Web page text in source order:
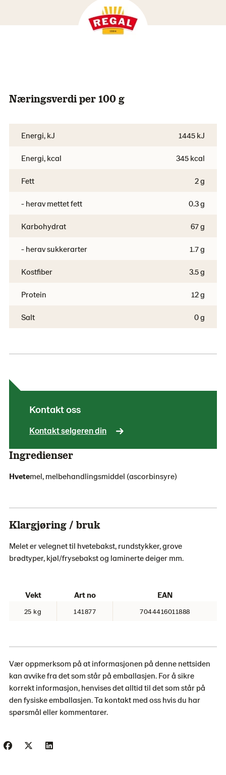
Ingredienser
Hvetemel, melbehandlingsmiddel (ascorbinsyre)
Klargjøring / bruk
Melet er velegnet til hvetebakst, rundstykker, grove
brødtyper, kjøl/frysebakst og laminerte deiger mm.
Vekt Art no EAN
25 kg 141877 7044416011888
Vær oppmerksom på at informasjonen på denne nettsiden
kan avvike fra det som står på emballasjen. For å sikre
korrekt informasjon, henvises det alltid til det som står på
den fysiske emballasjen. Ta kontakt med oss ​​hvis du har
spørsmål eller kommentarer.
Næringsverdi per 100 g
Energi, kJ 1445 kJ
Energi, kcal 345 kcal
Fett 2 g
- herav mettet fett 0.3 g
Karbohydrat 67 g
- herav sukkerarter 1.7 g
Kostfiber 3.5 g
Protein 12 g
Salt 0 g
Kontakt oss
Kontakt selgeren din